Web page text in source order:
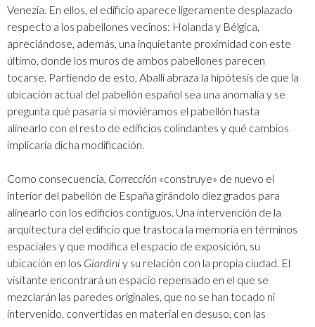
Venezia. En ellos, el edificio aparece ligeramente desplazado
respecto a los pabellones vecinos: Holanda y Bélgica,
apreciándose, además, una inquietante proximidad con este
último, donde los muros de ambos pabellones parecen
tocarse. Partiendo de esto, Aballí abraza la hipótesis de que la
ubicación actual del pabellón español sea una anomalía y se
pregunta qué pasaría si moviéramos el pabellón hasta
alinearlo con el resto de edificios colindantes y qué cambios
implicaría dicha modificación.
Como consecuencia, Corrección «construye» de nuevo el
interior del pabellón de España girándolo diez grados para
alinearlo con los edificios contiguos. Una intervención de la
arquitectura del edificio que trastoca la memoria en términos
espaciales y que modifica el espacio de exposición, su
ubicación en los Giardiniy su relación con la propia ciudad. El
visitante encontrará un espacio repensado en el que se
mezclarán las paredes originales, que no se han tocado ni
intervenido, convertidas en material en desuso, con las